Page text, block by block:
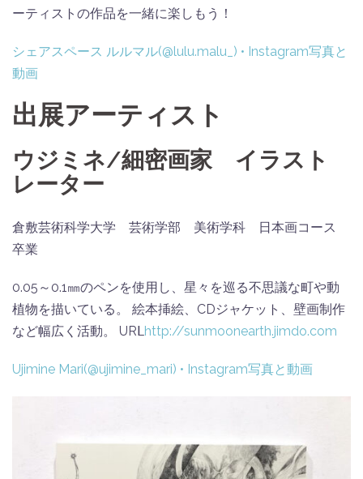
ーティストの作品を一緒に楽しもう！
シェアスペース ルルマル(@lulu.malu_) • Instagram写真と
動画
出展アーティスト
ウジミネ/細密画家 イラスト
レーター
倉敷芸術科学大学 芸術学部 美術学科 日本画コース
卒業
0.05～0.1㎜のペンを使用し、星々を巡る不思議な町や動
植物を描いている。 絵本挿絵、CDジャケット、壁画制作
など幅広く活動。 URⅬhttp://sunmoonearth.jimdo.com
Ujimine Mari(@ujimine_mari) • Instagram写真と動画